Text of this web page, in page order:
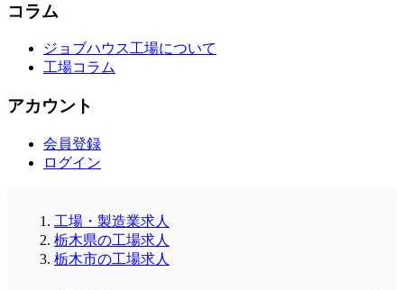
コラム
ジョブハウス工場について
工場コラム
アカウント
会員登録
ログイン
工場・製造業求人
栃木県の工場求人
栃木市の工場求人